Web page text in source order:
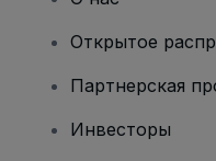
Открытое
Партнерская
Инвесторы